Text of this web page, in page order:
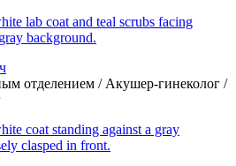
отделением / Акушер-гинеколог /